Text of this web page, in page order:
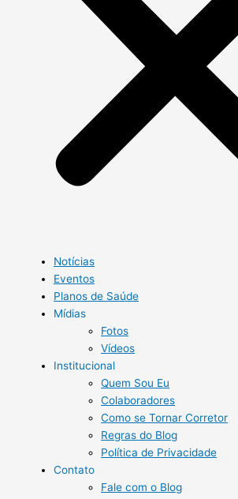
Notícias
Eventos
Planos de Saúde
Mídias
Fotos
Vídeos
Institucional
Quem Sou Eu
Colaboradores
Como se Tornar Corretor
Regras do Blog
Política de Privacidade
Contato
Fale com o Blog